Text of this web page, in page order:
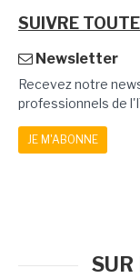
SUIVRE
Newsletter
Recevez notre
professionnels de
JE M'ABONNE